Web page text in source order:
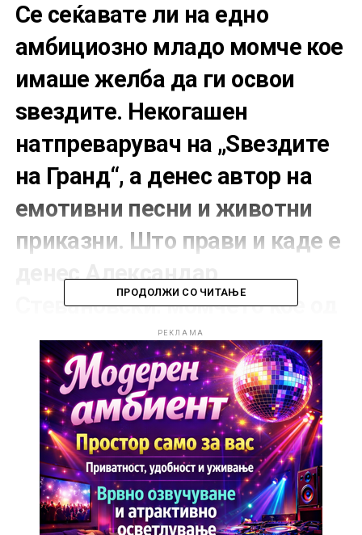
Се сеќавате ли на едно
амбициозно младо момче кое
имаше желба да ги освои
ѕвездите. Некогашен
натпреварувач на „Ѕвездите
на Гранд“, а денес автор на
емотивни песни и животни
приказни. Што прави и каде е
денес Александар
Стевановски, момчето кое од
мали нозе ја носи музиката во
своето срце.
ПРОДОЛЖИ СО ЧИТАЊЕ
РЕКЛАМА